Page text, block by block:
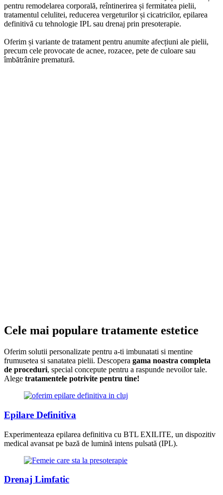
pentru remodelarea corporală, reîntinerirea și fermitatea pielii,
tratamentul celulitei, reducerea vergeturilor și cicatricilor, epilarea
definitivă cu tehnologie IPL sau drenaj prin presoterapie.
Oferim și variante de tratament pentru anumite afecțiuni ale pielii,
precum cele provocate de acnee, rozacee, pete de culoare sau
îmbătrânire prematură.
Cele mai populare tratamente estetice
Oferim solutii personalizate pentru a-ti imbunatati si mentine
frumusetea si sanatatea pielii. Descopera gama noastra completa
de proceduri, special concepute pentru a raspunde nevoilor tale.
Alege tratamentele potrivite pentru tine!
Epilare Definitiva
Experimenteaza epilarea definitiva cu BTL EXILITE, un dispozitiv
medical avansat pe bază de lumină intens pulsată (IPL).
Drenaj Limfatic